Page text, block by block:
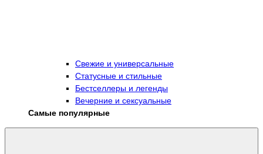
Свежие и универсальные
Статусные и стильные
Бестселлеры и легенды
Вечерние и сексуальные
Самые популярные